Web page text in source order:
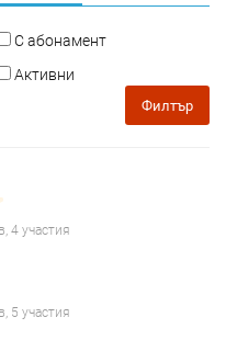
С абонамент
Активни
Филтър
4 участия
5 участия